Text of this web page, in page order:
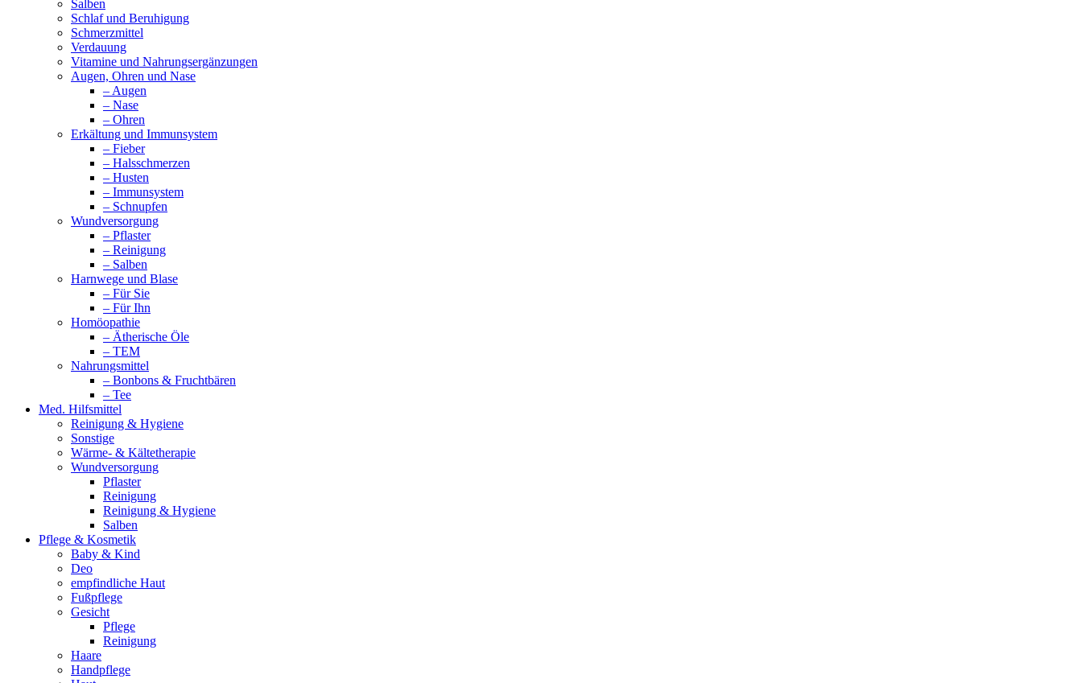
Salben
Schlaf und Beruhigung
Schmerzmittel
Verdauung
Vitamine und Nahrungsergänzungen
Augen, Ohren und Nase
– Augen
– Nase
– Ohren
Erkältung und Immunsystem
– Fieber
– Halsschmerzen
– Husten
– Immunsystem
– Schnupfen
Wundversorgung
– Pflaster
– Reinigung
– Salben
Harnwege und Blase
– Für Sie
– Für Ihn
Homöopathie
– Ätherische Öle
– TEM
Nahrungsmittel
– Bonbons & Fruchtbären
– Tee
Med. Hilfsmittel
Reinigung & Hygiene
Sonstige
Wärme- & Kältetherapie
Wundversorgung
Pflaster
Reinigung
Reinigung & Hygiene
Salben
Pflege & Kosmetik
Baby & Kind
Deo
empfindliche Haut
Fußpflege
Gesicht
Pflege
Reinigung
Haare
Handpflege